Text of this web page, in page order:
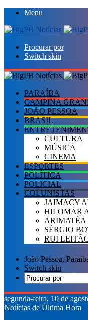
Menu
Procurar por
Switch skin
PARAÍBA
CAMPINA
JOÃO PESSOA
BRASIL
CULTURA
MÚSICA
CINEMA
ESPORTES
POLÍTICA
POLICIAL
COLUNISTAS
JAIMACY
HILOMAR
ARIMATÉA
SÉRGIO
RUI
João Pessoa,
Switch skin
segunda-feira, 10 de
Notícias de Última Hora